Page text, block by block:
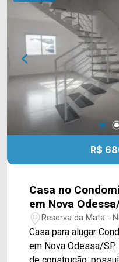
com movelaria
banheiros, sendo 01
garagem, sendo 02 cobertas.
bairro Jd. Dona
está próximo à Av.
Gazzetta, Av. Dr.
Brasil. Esta região
supermercado São
farmácias, pizzaria Vó
restaurantes e praças. Entre em contato
equipe da Arbix
WhatsApp e Telefone:
R$
Casa no
em Nova
Reserva da Mata -
Casa para alugar
em Nova Odessa/SP. Esta casa dispõe de 94M²
de construção,